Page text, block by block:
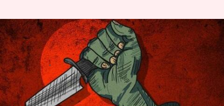
Murder in Hyderabad: మర్డర్
చేసి ఇన్ స్టాగ్రామ్ లో పెట్టారు
వ్రాసిన వారు Stalin Apr 08, 2024 12:28 pm
ఈ వార్తాకథనం ఏంటి